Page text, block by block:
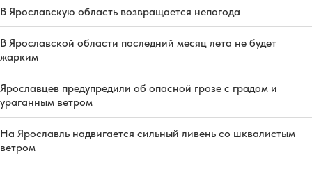
В Ярославскую область возвращается непогода
В Ярославской области последний месяц лета не будет
жарким
Ярославцев предупредили об опасной грозе с градом и
ураганным ветром
На Ярославль надвигается сильный ливень со шквалистым
ветром